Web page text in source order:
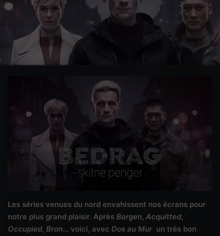
Les séries venues du nord envahissent nos écrans pour
notre plus grand plaisir. Après Borgen, Acquitted,
Occupied, Bron… voici, avec Dos au Mur un très bon